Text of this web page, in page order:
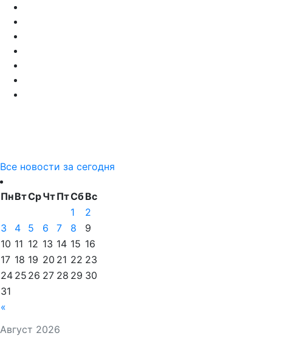
Все новости за сегодня
Август 2026
ПнВтСрЧтПтСбВс
«
1
2
3
4 5 6 7 8
9
10 11 12 13 14 15 16
17 18 19 20 21 22 23
24 25 26 27 28 29 30
31